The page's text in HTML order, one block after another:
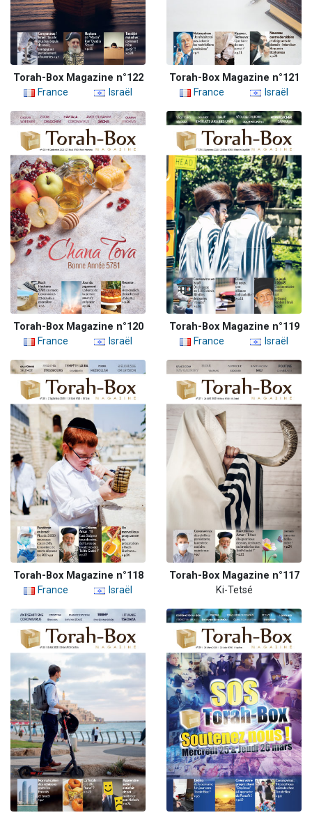
Torah-Box Magazine n°122
France
Israël
Torah-Box Magazine n°121
France
Israël
Torah-Box Magazine n°120
France
Israël
Torah-Box Magazine n°119
France
Israël
Torah-Box Magazine n°118
France
Israël
Torah-Box Magazine n°117
Ki-Tetsé